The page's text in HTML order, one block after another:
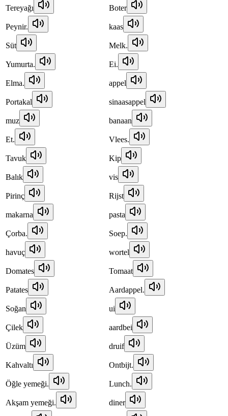
Tereyağı Boter
Peynir. kaas
Süt Melk.
Yumurta. Ei.
Elma. appel
Portakal sinaasappel
muz banaan
Et. Vlees.
Tavuk Kip
Balık vis
Pirinç Rijst
makarna pasta
Çorba. Soep.
havuç wortel
Domates Tomaat
Patates Aardappel.
Soğan ui
Çilek aardbei
Üzüm druif
Kahvaltı Ontbijt.
Öğle yemeği. Lunch.
Akşam yemeği. diner